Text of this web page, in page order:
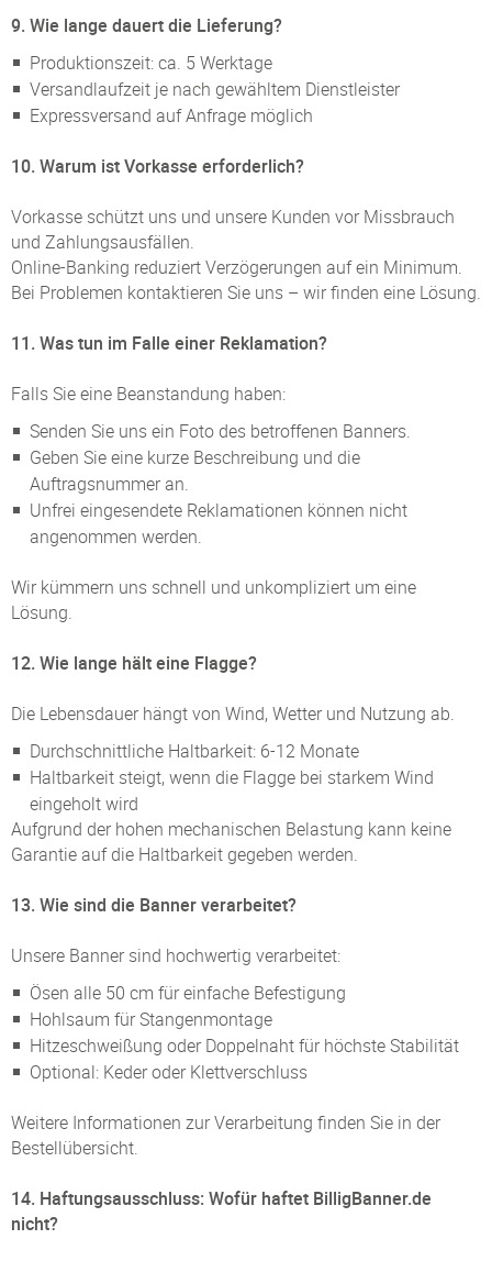
9. Wie lange dauert die Lieferung?
Produktionszeit: ca. 5 Werktage
Versandlaufzeit je nach gewähltem Dienstleister
Expressversand auf Anfrage möglich
10. Warum ist Vorkasse erforderlich?
Vorkasse schützt uns und unsere Kunden vor Missbrauch
und Zahlungsausfällen.
Online-Banking reduziert Verzögerungen auf ein Minimum.
Bei Problemen kontaktieren Sie uns – wir finden eine Lösung.
11. Was tun im Falle einer Reklamation?
Falls Sie eine Beanstandung haben:
Senden Sie uns ein Foto des betroffenen Banners.
Geben Sie eine kurze Beschreibung und die
Auftragsnummer an.
Unfrei eingesendete Reklamationen können nicht
angenommen werden.
Wir kümmern uns schnell und unkompliziert um eine
Lösung.
12. Wie lange hält eine Flagge?
Die Lebensdauer hängt von Wind, Wetter und Nutzung ab.
Durchschnittliche Haltbarkeit: 6-12 Monate
Haltbarkeit steigt, wenn die Flagge bei starkem Wind
eingeholt wird
Aufgrund der hohen mechanischen Belastung kann keine
Garantie auf die Haltbarkeit gegeben werden.
13. Wie sind die Banner verarbeitet?
Unsere Banner sind hochwertig verarbeitet:
Ösen alle 50 cm für einfache Befestigung
Hohlsaum für Stangenmontage
Hitzeschweißung oder Doppelnaht für höchste Stabilität
Optional: Keder oder Klettverschluss
Weitere Informationen zur Verarbeitung finden Sie in der
Bestellübersicht.
14. Haftungsausschluss: Wofür haftet BilligBanner.de
nicht?